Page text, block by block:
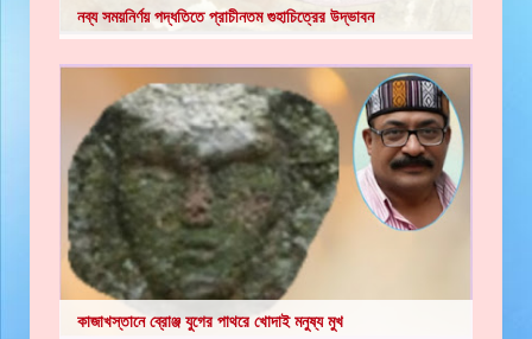
নব্য সময়নির্ণয় পদ্ধতিতে প্রাচীনতম গুহাচিত্রের উদ্ভাবন
কাজাখস্তানে ব্রোঞ্জ যুগের পাথরে খোদাই মনুষ্য মুখ